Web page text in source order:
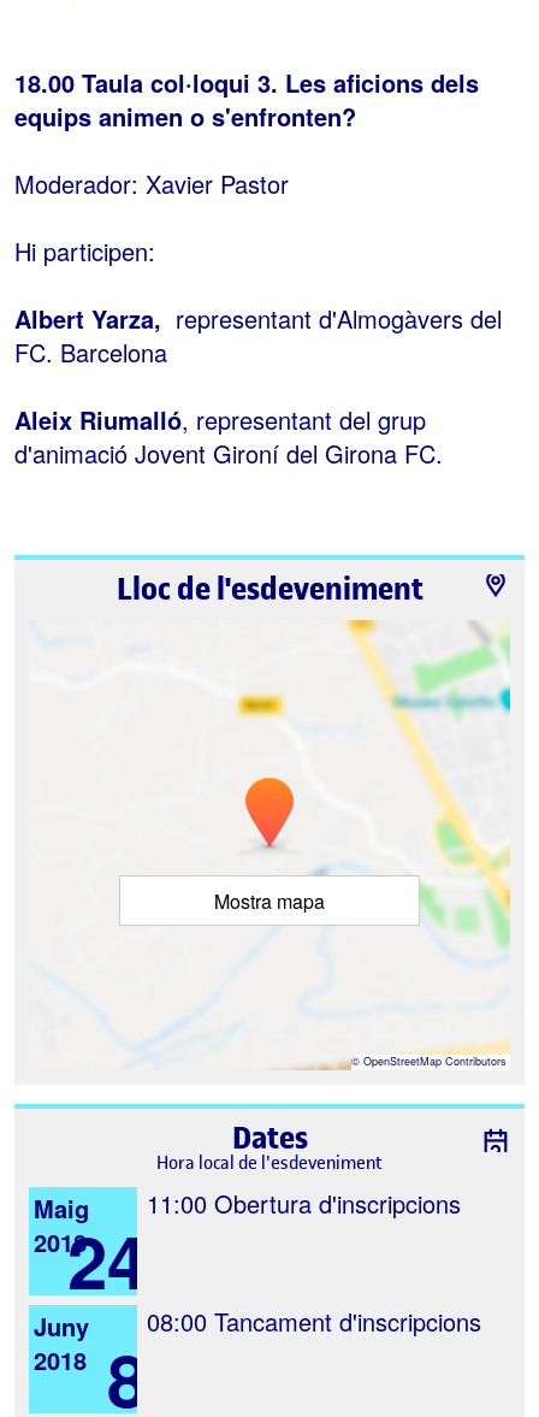
18.00 Taula col·loqui 3. Les aficions dels
equips animen o s'enfronten?
Moderador: Xavier Pastor
Hi participen:
Albert Yarza, representant d'Almogàvers del
FC. Barcelona
Aleix Riumalló, representant del grup
d'animació Jovent Gironí del Girona FC.
Lloc de l'esdeveniment
Mostra mapa
© OpenStreetMap Contributors
Dates
Hora local de l'esdeveniment
Maig
201824
11:00 Obertura d'inscripcions
Juny
2018
8
08:00 Tancament d'inscripcions